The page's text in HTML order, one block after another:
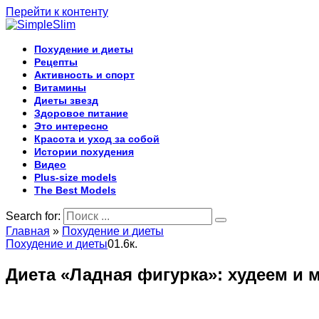
Перейти к контенту
Похудение и диеты
Рецепты
Активность и спорт
Витамины
Диеты звезд
Здоровое питание
Это интересно
Красота и уход за собой
Истории похудения
Видео
Plus-size models
The Best Models
Search for:
Главная » Похудение и диеты
Похудение и диеты01.6к.
Диета «Ладная фигурка»: худеем и